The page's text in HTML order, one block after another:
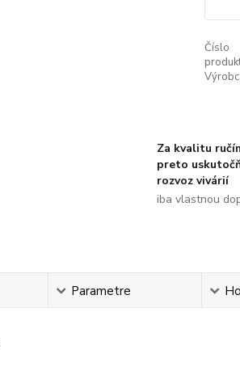
Číslo
Za kvalitu
preto
rozvoz vivárií
iba vlastnou
Parametre